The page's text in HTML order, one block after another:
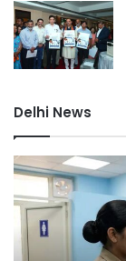
Delhi News
दिल्ली
कोर्ट
थानों